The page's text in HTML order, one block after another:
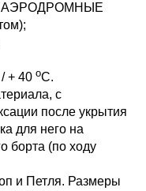
АЭРОДРОМНЫЕ
+ 40 оС.
с
после укрытия
для него на
борта (по ходу
и Петля. Размеры